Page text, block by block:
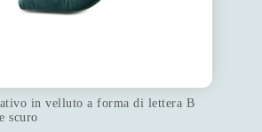
in velluto a forma di lettera B
scuro